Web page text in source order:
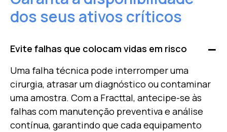
dos seus ativos críticos
Evite falhas que colocam vidas em risco
Uma falha técnica pode interromper uma
cirurgia, atrasar um diagnóstico ou contaminar
uma amostra. Com a Fracttal, antecipe-se às
falhas com manutenção preventiva e análise
contínua, garantindo que cada equipamento